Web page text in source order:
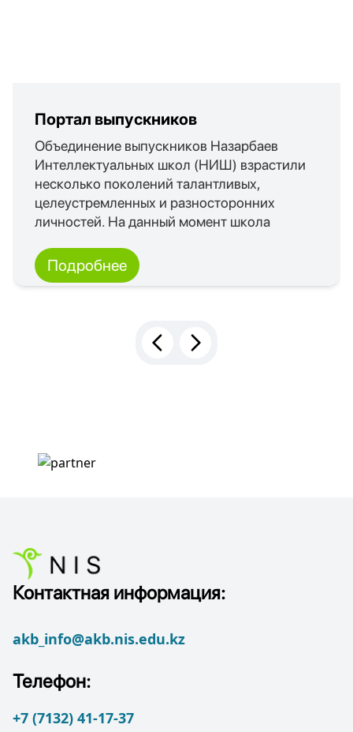
Портал выпускников
Объединение выпускников Назарбаев
Интеллектуальных школ (НИШ) взрастили
несколько поколений талантливых,
целеустремленных и разносторонних
личностей. На данный момент школа
много и каждый из нас выбирает свой путь
развития!
Подробнее
Контактная информация:
akb_info@akb.nis.edu.kz
Телефон:
+7 (7132) 41-17-37